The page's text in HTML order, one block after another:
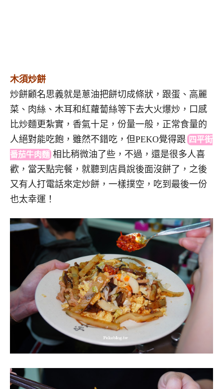
木須炒餅
炒餅顧名思義就是蔥油把餅切成條狀，跟蛋、高麗
菜、肉絲、木耳和紅蘿蔔絲等下去大火爆炒，口感
比炒麵更紮實，香氣十足，份量一般，正常食量的
人絕對能吃飽，雖然不錯吃，但PEKO覺得跟 四平街
番茄牛肉麵 相 比稍微油了些，不過，還是很多人喜
歡，當天點完餐，就聽到店員說後面沒餅了，之後
又有人打電話來定炒餅，一樣撲空，吃到最後一份
也太幸運！